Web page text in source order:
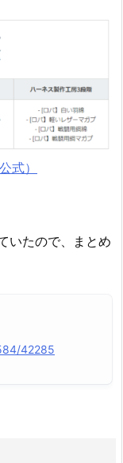
式）
いたので、まとめ
42285